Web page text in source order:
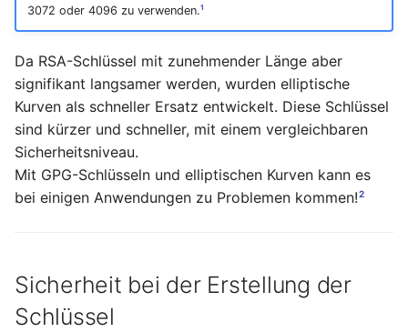
April 2022
März 2022
Januar 2022
November 2021
3072 oder 4096 zu verwenden.1
Da RSA-Schlüssel mit zunehmender Länge aber
signifikant langsamer werden, wurden elliptische
Kurven als schneller Ersatz entwickelt. Diese Schlüssel
sind kürzer und schneller, mit einem vergleichbaren
Sicherheitsniveau.
Mit GPG-Schlüsseln und elliptischen Kurven kann es
bei einigen Anwendungen zu Problemen kommen!2
Sicherheit bei der Erstellung der
Schlüssel